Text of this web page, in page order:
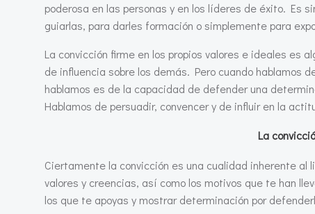
poderosa en las personas y en los líderes de éxito. Es
guiarlas, para darles formación o simplemente para
La convicción firme en los propios valores e ideales
de influencia sobre los demás. Pero cuando hablamos
hablamos es de la capacidad de defender una
Hablamos de persuadir, convencer y de influir en la
La
Ciertamente la convicción es una cualidad inherente
valores y creencias, así como los motivos que te han
los que te apoyas y mostrar determinación por